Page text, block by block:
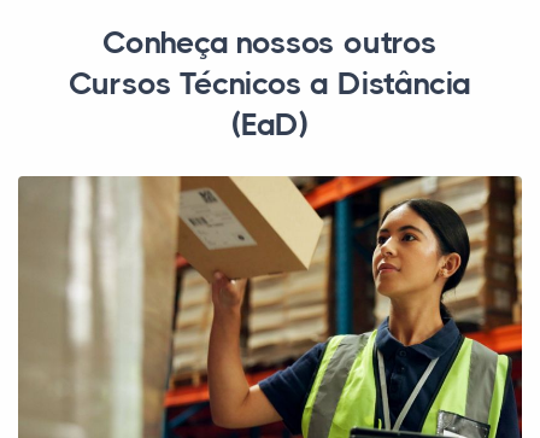
Conheça nossos outros
Cursos Técnicos a Distância
(EaD)